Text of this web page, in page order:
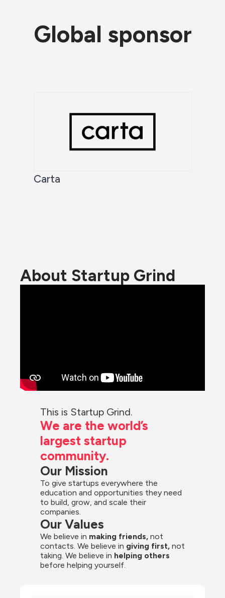
Global sponsor
Carta
About Startup Grind
This is Startup Grind.
We are the world’s
largest startup
community.
Our Mission
To give startups everywhere the
education and opportunities they need
to build, grow, and scale their
companies.
Our Values
We believe in making friends, not
contacts. We believe in giving first, not
taking. We believe in helping others
before helping yourself.